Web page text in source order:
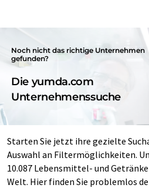
Noch nicht das richtige Unternehmen
gefunden?
Die yumda.com
Unternehmenssuche
Starten Sie jetzt ihre gezielte
Auswahl an Filtermöglichkeiten.
10.087 Lebensmittel- und
Welt. Hier finden Sie problemlos